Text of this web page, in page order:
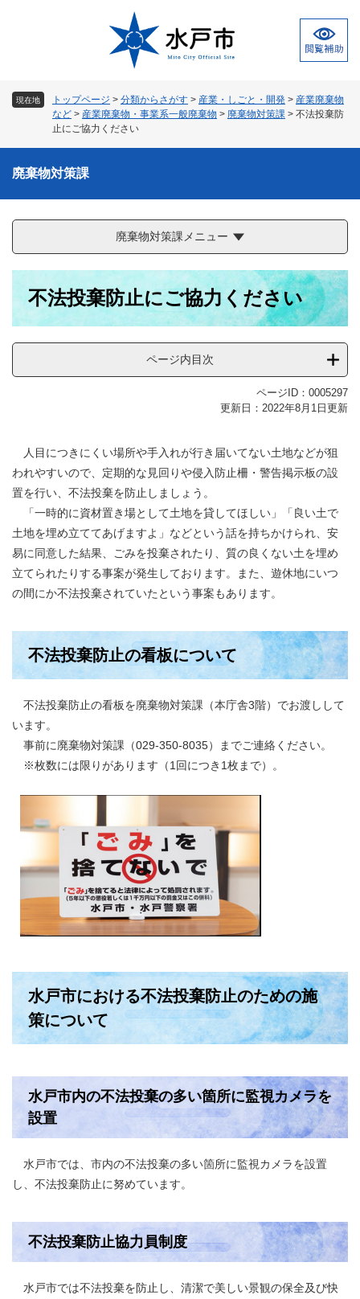
現在地 トップページ > 分類からさがす > 産業・しごと・開発 > 産業廃棄物
など > 産業廃棄物・事業系一般廃棄物 > 廃棄物対策課 > 不法投棄防
止にご協力ください
廃棄物対策課
廃棄物対策課メニュー
不法投棄防止にご協力ください
ページ内目次
ページID：0005297
更新日：2022年8月1日更新
人目につきにくい場所や手入れが行き届いてない土地などが狙
われやすいので、定期的な見回りや侵入防止柵・警告掲示板の設
置を行い、不法投棄を防止しましょう。
「一時的に資材置き場として土地を貸してほしい」「良い土で
土地を埋め立ててあげますよ」などという話を持ちかけられ、安
易に同意した結果、ごみを投棄されたり、質の良くない土を埋め
立てられたりする事案が発生しております。また、遊休地にいつ
の間にか不法投棄されていたという事案もあります。
不法投棄防止の看板について
不法投棄防止の看板を廃棄物対策課（本庁舎3階）でお渡しして
います。
事前に廃棄物対策課（029-350-8035）までご連絡ください。
※枚数には限りがあります（1回につき1枚まで）。
水戸市における不法投棄防止のための施
策について
水戸市内の不法投棄の多い箇所に監視カメラを
設置
水戸市では、市内の不法投棄の多い箇所に監視カメラを設置
し、不法投棄防止に努めています。
不法投棄防止協力員制度
水戸市では不法投棄を防止し、清潔で美しい景観の保全及び快